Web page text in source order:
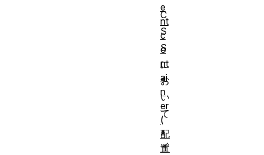
C
S
S
に
お
い
て
、
イ
e
nt
c
o
nt
ai
n
er
(
配
置